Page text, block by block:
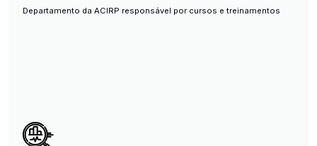
Departamento da ACIRP responsável por cursos e treinamentos